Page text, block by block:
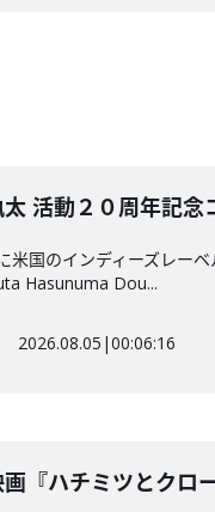
活動２０周年記
米国のインディーズレー
Hasunuma Dou...
2026.08.05 |00:06:16
画『ハチミツとクロ